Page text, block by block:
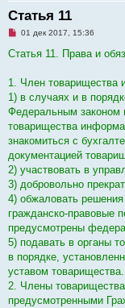
Статья 11
Н
п
ч
т
а
н
н
о
с
о
о
б
щ
н
и
01 дек 2017, 15:36
Статья 11. Права и
1. Член товарищества
1) в случаях и в
Федеральным законом
товарищества
знакомиться с
документацией
2) участвовать в
3) добровольно
4) обжаловать
гражданско-правовые
предусмотрены
5) подавать в органы
в порядке,
уставом товарищества.
2. Члены
предусмотренными